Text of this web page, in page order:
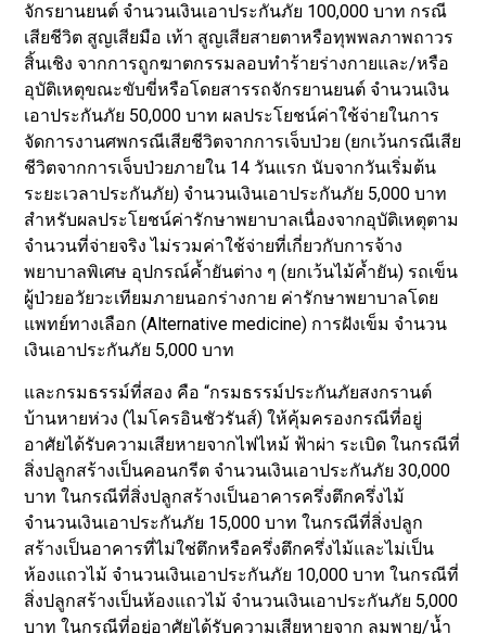
จักรยานยนต์ จำนวนเงินเอาประกันภัย 100,000 บาท กรณี
เสียชีวิต สูญเสียมือ เท้า สูญเสียสายตาหรือทุพพลภาพถาวร
สิ้นเชิง จากการถูกฆาตกรรมลอบทำร้ายร่างกายและ/หรือ
อุบัติเหตุขณะขับขี่หรือโดยสารรถจักรยานยนต์ จำนวนเงิน
เอาประกันภัย 50,000 บาท ผลประโยชน์ค่าใช้จ่ายในการ
จัดการงานศพกรณีเสียชีวิตจากการเจ็บป่วย (ยกเว้นกรณีเสีย
ชีวิตจากการเจ็บป่วยภายใน 14 วันแรก นับจากวันเริ่มต้น
ระยะเวลาประกันภัย) จำนวนเงินเอาประกันภัย 5,000 บาท
สำหรับผลประโยชน์ค่ารักษาพยาบาลเนื่องจากอุบัติเหตุตาม
จำนวนที่จ่ายจริง ไม่รวมค่าใช้จ่ายที่เกี่ยวกับการจ้าง
พยาบาลพิเศษ อุปกรณ์ค้ำยันต่าง ๆ (ยกเว้นไม้ค้ำยัน) รถเข็น
ผู้ป่วยอวัยวะเทียมภายนอกร่างกาย ค่ารักษาพยาบาลโดย
แพทย์ทางเลือก (Alternative medicine) การฝังเข็ม จำนวน
เงินเอาประกันภัย 5,000 บาท
และกรมธรรม์ที่สอง คือ “กรมธรรม์ประกันภัยสงกรานต์
บ้านหายห่วง (ไมโครอินชัวรันส์) ให้คุ้มครองกรณีที่อยู่
อาศัยได้รับความเสียหายจากไฟไหม้ ฟ้าผ่า ระเบิด ในกรณีที่
สิ่งปลูกสร้างเป็นคอนกรีต จำนวนเงินเอาประกันภัย 30,000
บาท ในกรณีที่สิ่งปลูกสร้างเป็นอาคารครึ่งตึกครึ่งไม้
จำนวนเงินเอาประกันภัย 15,000 บาท ในกรณีที่สิ่งปลูก
สร้างเป็นอาคารที่ไม่ใช่ตึกหรือครึ่งตึกครึ่งไม้และไม่เป็น
ห้องแถวไม้ จำนวนเงินเอาประกันภัย 10,000 บาท ในกรณีที่
สิ่งปลูกสร้างเป็นห้องแถวไม้ จำนวนเงินเอาประกันภัย 5,000
บาท ในกรณีที่อยู่อาศัยได้รับความเสียหายจาก ลมพายุ/น้ำ